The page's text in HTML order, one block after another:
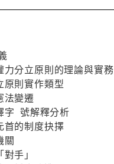
分立原則的理論與實務
則實作類型
法變遷
字 號解釋分析
首的制度抉擇
關
手」